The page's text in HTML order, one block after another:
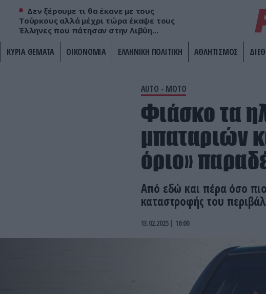
Δεν ξέρουμε τι θα έκανε με τους
Τούρκους αλλά μέχρι τώρα έκαψε τους
Έλληνες που πάτησαν στην Λιβύη...
ΚΥΡΙΑ ΘΕΜΑΤΑ ΟΙΚΟΝΟΜΙΑ ΕΛΛΗΝΙΚΗ ΠΟΛΙΤΙΚΗ ΑΘΛΗΤΙΣΜΟΣ
AUTO - MOTO
Φιάσκο τα
μπαταριών
όριο»
Από εδώ και πέρα όσο
καταστροφής του
13.02.2025 | 16:00